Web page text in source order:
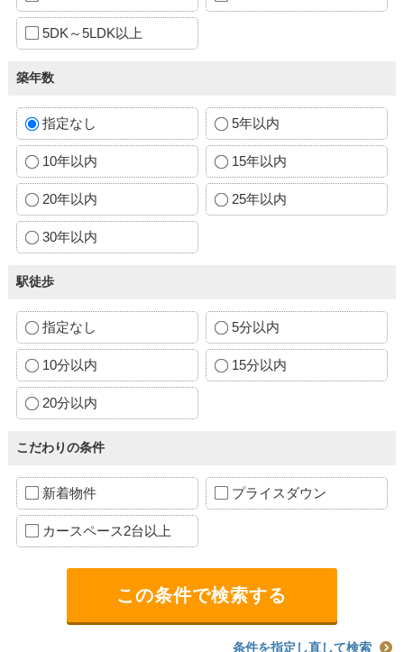
5DK～5LDK以上
築年数
指定なし 5年以内
10年以内 15年以内
20年以内 25年以内
30年以内
駅徒歩
指定なし 5分以内
10分以内 15分以内
20分以内
こだわりの条件
新着物件 プライスダウン
カースペース2台以上
条件を指定し直して検索